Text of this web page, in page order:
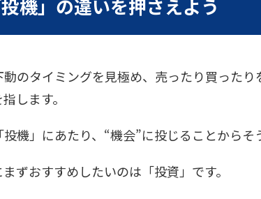
投機」の違いを押さえよう
のタイミングを見極め、売ったり買った
します。
機」にあたり、“機会”に投じることからそ
ずおすすめしたいのは「投資」です。